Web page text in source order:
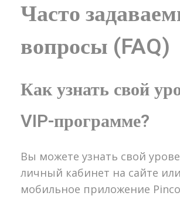
Часто
вопросы (FAQ)
Как узнать свой
VIP-программе?
Вы можете узнать свой
личный кабинет на сайте
мобильное приложение